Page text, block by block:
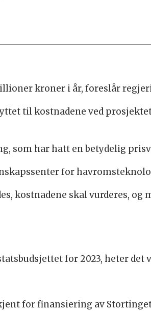
kroner i år, foreslår
til kostnadene ved
som har hatt en betydelig
for
kostnadene skal vurderes,
for 2023, heter det
for finansiering av